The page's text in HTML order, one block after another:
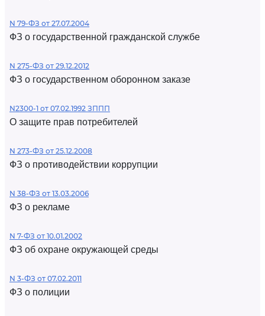
N 79-ФЗ от 27.07.2004
ФЗ о государственной гражданской службе
N 275-ФЗ от 29.12.2012
ФЗ о государственном оборонном заказе
N2300-1 от 07.02.1992 ЗППП
О защите прав потребителей
N 273-ФЗ от 25.12.2008
ФЗ о противодействии коррупции
N 38-ФЗ от 13.03.2006
ФЗ о рекламе
N 7-ФЗ от 10.01.2002
ФЗ об охране окружающей среды
N 3-ФЗ от 07.02.2011
ФЗ о полиции